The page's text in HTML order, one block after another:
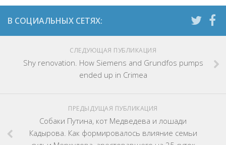
СЛЕДУЮЩАЯ ПУБЛИКАЦИЯ
Shy renovation. How Siemens and Grundfos pumps
ended up in Crimea
ПРЕДЫДУЩАЯ ПУБЛИКАЦИЯ
Собаки Путина, кот Медведева и лошади
Кадырова. Как формировалось влияние семьи